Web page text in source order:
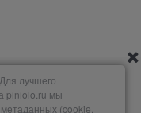
лучшего
piniolo.ru мы
(cookie,